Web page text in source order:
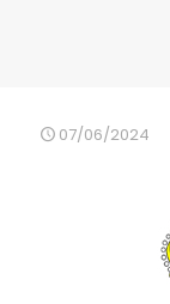
07/06/2024